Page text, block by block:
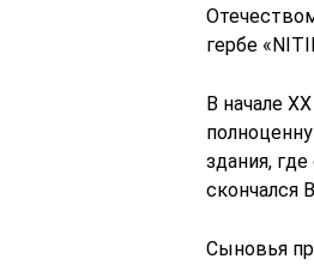
гербе
В начале
здания,
скончался
Сыновья